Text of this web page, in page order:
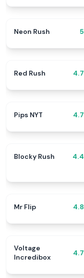
Neon Rush 5
Red Rush 4.7
Pips NYT 4.7
Blocky Rush 4.4
Mr Flip 4.8
Voltage
Incredibox
4.7